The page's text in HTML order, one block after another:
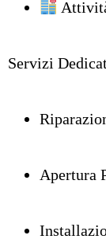
Servizi
Apertura